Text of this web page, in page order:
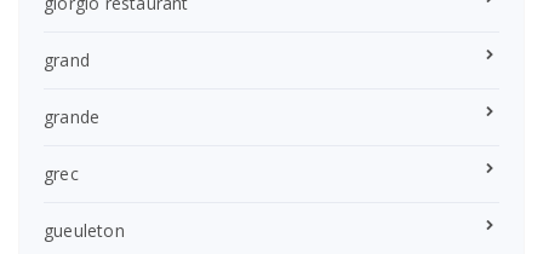
grand
grande
grec
gueuleton